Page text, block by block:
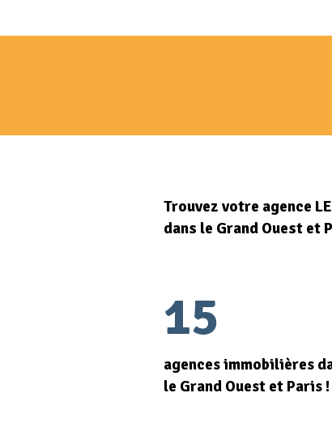
Trouvez votre agence
dans le Grand Ouest et
15
agences immobilières
le Grand Ouest et Paris !